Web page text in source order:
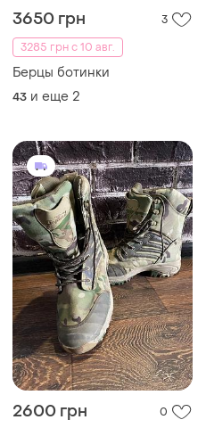
3650 грн
3
3285 грн с 10 авг.
Берцы ботинки
43 и еще 2
2600 грн 0